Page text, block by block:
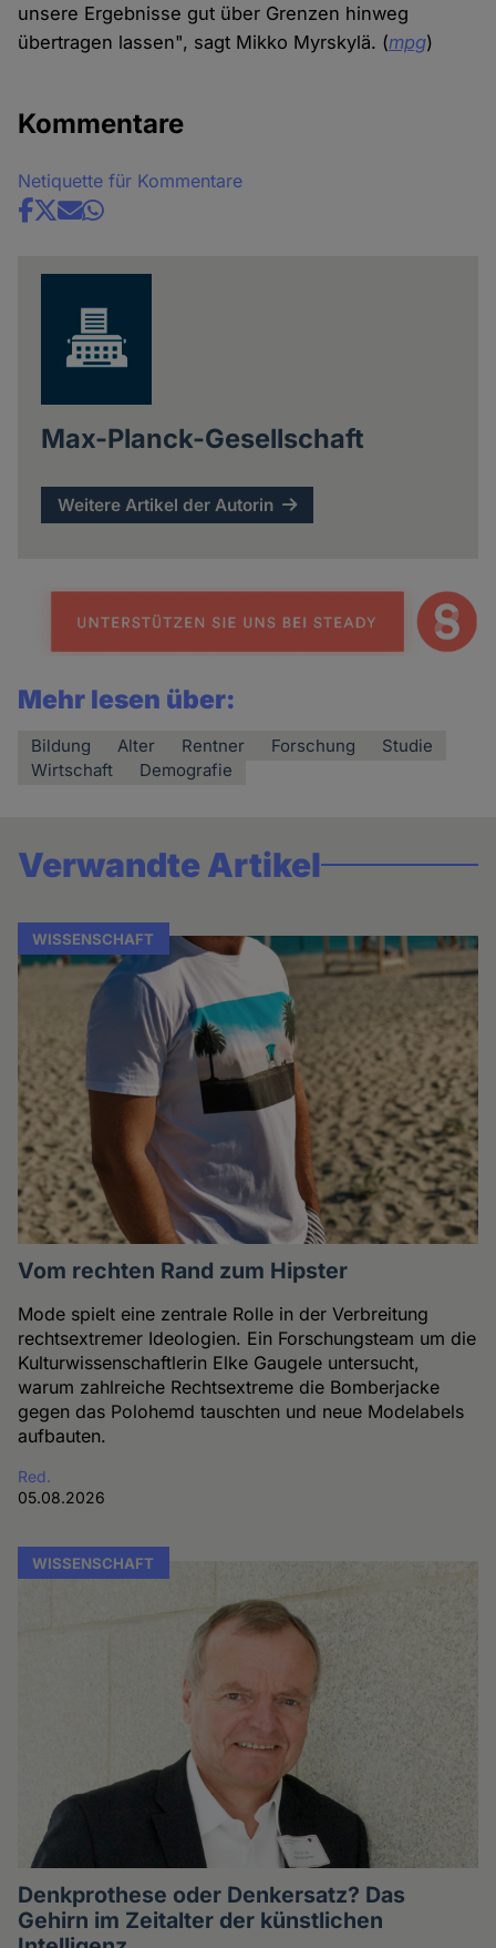
unsere Ergebnisse gut über Grenzen hinweg
übertragen lassen", sagt Mikko Myrskylä. (mpg)
Kommentare
Netiquette für Kommentare
Share
Max-Planck-Gesellschaft
Weitere Artikel der Autorin
Mehr lesen über:
Bildung Alter Rentner Forschung
Studie
Wirtschaft
Demografie
Verwandte Artikel
WISSENSCHAFT
Vom rechten Rand zum Hipster
Mode spielt eine zentrale Rolle in der Verbreitung
rechtsextremer Ideologien. Ein Forschungsteam um die
Kulturwissenschaftlerin Elke Gaugele untersucht,
warum zahlreiche Rechtsextreme die Bomberjacke
gegen das Polohemd tauschten und neue Modelabels
aufbauten.
Red.
05.08.2026
WISSENSCHAFT
Denkprothese oder Denkersatz? Das
Gehirn im Zeitalter der künstlichen